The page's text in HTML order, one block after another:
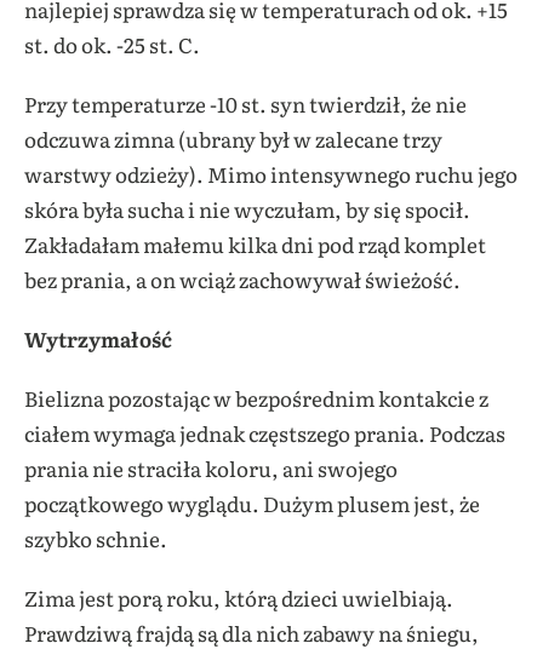
najlepiej sprawdza się w temperaturach od ok. +15
st. do ok. -25 st. C.
Przy temperaturze -10 st. syn twierdził, że nie
odczuwa zimna (ubrany był w zalecane trzy
warstwy odzieży). Mimo intensywnego ruchu jego
skóra była sucha i nie wyczułam, by się spocił.
Zakładałam małemu kilka dni pod rząd komplet
bez prania, a on wciąż zachowywał świeżość.
Wytrzymałość
Bielizna pozostając w bezpośrednim kontakcie z
ciałem wymaga jednak częstszego prania. Podczas
prania nie straciła koloru, ani swojego
początkowego wyglądu. Dużym plusem jest, że
szybko schnie.
Zima jest porą roku, którą dzieci uwielbiają.
Prawdziwą frajdą są dla nich zabawy na śniegu,